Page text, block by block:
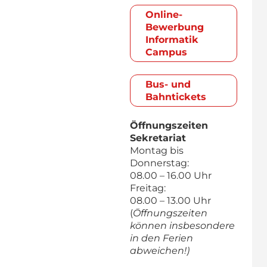
Online-
Bewerbung
Informatik
Campus
Bus- und
Bahntickets
Öffnungszeiten
Sekretariat
Montag bis
Donnerstag:
08.00 – 16.00 Uhr
Freitag:
08.00 – 13.00 Uhr
(Öffnungszeiten
können insbesondere
in den Ferien
abweichen!)